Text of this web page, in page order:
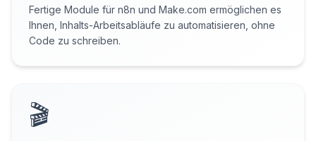
Fertige Module für n8n und Make.com ermöglichen es
Ihnen, Inhalts-Arbeitsabläufe zu automatisieren, ohne
Code zu schreiben.
🎬